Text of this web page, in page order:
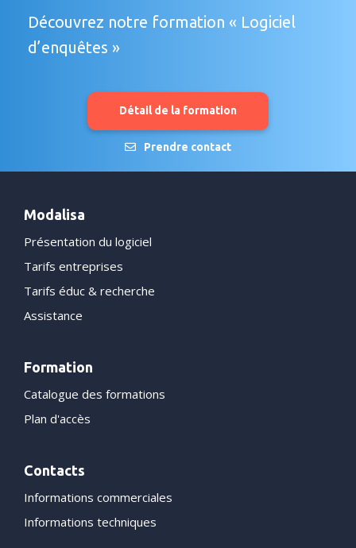
Découvrez notre formation « Logiciel
d’enquêtes »
Détail de la formation
Prendre contact
Modalisa
Présentation du logiciel
Tarifs entreprises
Tarifs éduc & recherche
Assistance
Formation
Catalogue des formations
Plan d'accès
Contacts
Informations commerciales
Informations techniques